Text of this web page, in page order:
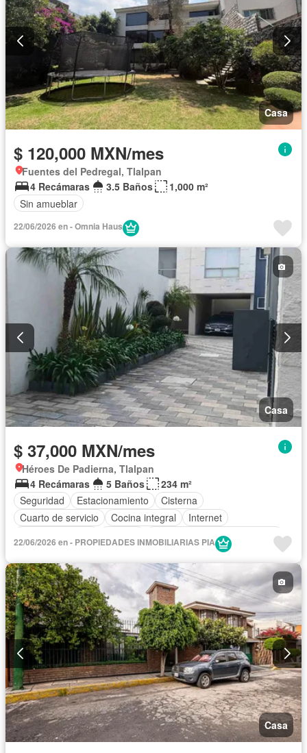
Cocina integral
Parcialmente amueblado
Casa
$ 120,000 MXN/mes
Fuentes del Pedregal, Tlalpan
4 Recámaras
3.5 Baños
1,000 m²
Sin amueblar
22/06/2026 en - Omnia Haus
Casa
$ 37,000 MXN/mes
Héroes De Padierna, Tlalpan
4 Recámaras
5 Baños
234 m²
Seguridad
Estacionamiento
Cisterna
Cuarto de servicio
Cocina integral
Internet
Circuito cerrado de televisión
Televisión por cable
Caseta de vigilancia
Recámara con closet
Vista panorámica Conserje
Wifi
Permite mascotas
Permite niños Sin amueblar
22/06/2026 en - PROPIEDADES INMOBILIARIAS PIA
Casa